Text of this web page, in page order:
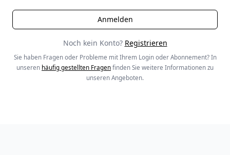
Noch kein Konto? Registrieren
Sie haben Fragen oder Probleme mit Ihrem Login oder Abonnement? In
unseren häufig gestellten Fragen finden Sie weitere Informationen zu
unseren Angeboten.